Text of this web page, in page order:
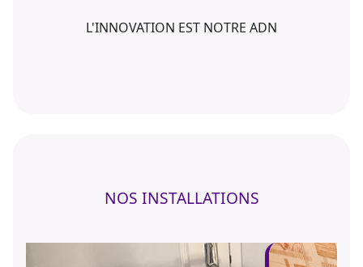
L'INNOVATION EST NOTRE ADN
NOS INSTALLATIONS